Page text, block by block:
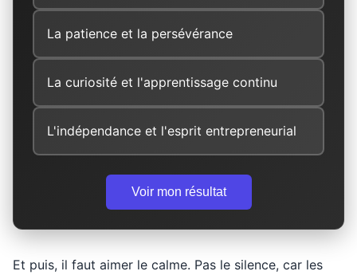
La patience et la persévérance
La curiosité et l'apprentissage continu
L'indépendance et l'esprit entrepreneurial
Voir mon résultat
Et puis, il faut aimer le calme. Pas le silence, car les